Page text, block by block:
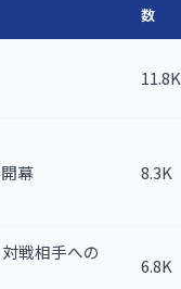
数
11.8K
幕 8.3K
戦相手への
6.8K